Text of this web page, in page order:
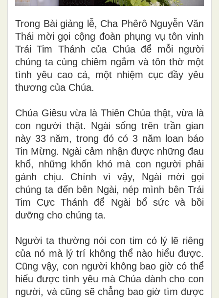
Trong Bài giảng lễ, Cha Phêrô Nguyễn Văn
Thái mời gọi cộng đoàn phụng vụ tôn vinh
Trái Tim Thánh của Chúa để mỗi người
chúng ta cùng chiêm ngắm và tôn thờ một
tình yêu cao cả, một nhiệm cục đầy yêu
thương của Chúa.
Chúa Giêsu vừa là Thiên Chúa thật, vừa là
con người thật. Ngài sống trên trần gian
này 33 năm, trong đó có 3 năm loan báo
Tin Mừng. Ngài cảm nhận được những đau
khổ, những khốn khó mà con người phải
gánh chịu. Chính vì vậy, Ngài mời gọi
chúng ta đến bên Ngài, nép mình bên Trái
Tim Cực Thánh để Ngài bổ sức và bồi
dưỡng cho chúng ta.
Người ta thường nói con tim có lý lẽ riêng
của nó mà lý trí không thể nào hiểu được.
Cũng vậy, con người không bao giờ có thể
hiểu được tình yêu mà Chúa dành cho con
người, và cũng sẽ chẳng bao giờ tìm được